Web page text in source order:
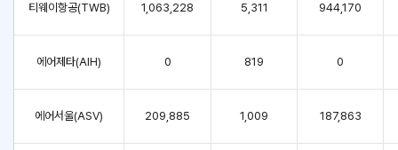
티웨이항공(TWB) 1,063,228 5,311 944,170
에어제타(AIH) 0 819 0
에어서울(ASV) 209,885 1,009 187,863